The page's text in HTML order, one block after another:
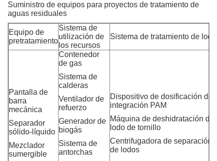
Suministro de equipos para proyectos de tratamiento de
aguas residuales
Equipo de
pretratamiento
Sistema de
utilización de
los recursos
Sistema de tratamiento de
Pantalla de
barra
mecánica
Separador
sólido-líquido
Mezclador
sumergible
Contenedor
de gas
Sistema de
calderas
Ventilador de
refuerzo
Generador de
biogás
Sistema de
antorchas
Dispositivo de dosificación de
integración PAM
Máquina de deshidratación de
lodo de tornillo
Centrifugadora de separación
de lodos